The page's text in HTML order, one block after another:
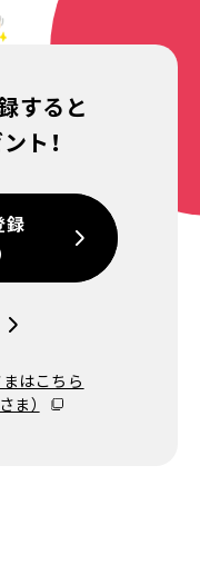
すると
ト！
録
はこちら
ま）